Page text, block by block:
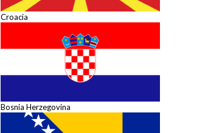
Croacia
Bosnia Herzegovina